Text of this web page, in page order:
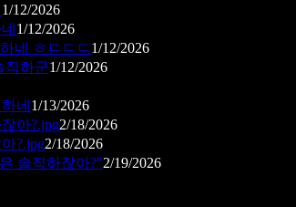
1/12/2026
1/12/2026
네 ㅎㄷㄷㄷ 1/12/2026
직하군1/12/2026
네 1/13/2026
아?.jpg2/18/2026
?.jpg2/18/2026
솔직하잖아?"2/19/2026